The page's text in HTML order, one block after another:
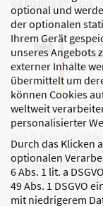
optional und
der optionalen
Ihrem Gerät
unseres Angebots
externer Inhalte
übermittelt um
können Cookies
weltweit
personalisierter
Durch das Klicken
optionalen
6 Abs. 1 lit. a
49 Abs. 1 DSGVO
mit niedrigerem
GEFÖRDERT VON
Das DJI wird
für Bildung,
Senioren, Frauen
sowie den